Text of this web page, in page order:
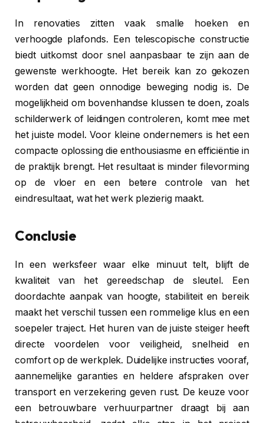
In renovaties zitten vaak smalle hoeken en
verhoogde plafonds. Een telescopische constructie
biedt uitkomst door snel aanpasbaar te zijn aan de
gewenste werkhoogte. Het bereik kan zo gekozen
worden dat geen onnodige beweging nodig is. De
mogelijkheid om bovenhandse klussen te doen, zoals
schilderwerk of leidingen controleren, komt mee met
het juiste model. Voor kleine ondernemers is het een
compacte oplossing die enthousiasme en efficiëntie in
de praktijk brengt. Het resultaat is minder filevorming
op de vloer en een betere controle van het
eindresultaat, wat het werk plezierig maakt.
Conclusie
In een werksfeer waar elke minuut telt, blijft de
kwaliteit van het gereedschap de sleutel. Een
doordachte aanpak van hoogte, stabiliteit en bereik
maakt het verschil tussen een rommelige klus en een
soepeler traject. Het huren van de juiste steiger heeft
directe voordelen voor veiligheid, snelheid en
comfort op de werkplek. Duidelijke instructies vooraf,
aannemelijke garanties en heldere afspraken over
transport en verzekering geven rust. De keuze voor
een betrouwbare verhuurpartner draagt bij aan